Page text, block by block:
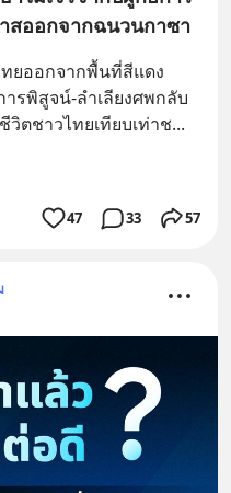
สออกจากฉนวนกาซา
ทยออกจากพื้นที่สีแดง
รพิสูจน์-ลำเลียงศพกลับ
วิตชาวไทยเทียบเท่าช
47 33 57